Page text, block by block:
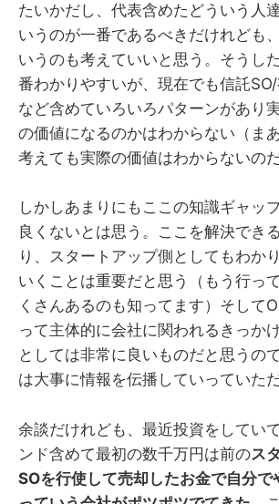
たいかだし、代表含めたどういう人
いうのが一番であるべきだけれども
いうのも考えていいと思う。そうし
番わかりやすいが、現在でも信託
など含めていろいろパターンがあり
の価値になるのかはわからない（ま
考えても実際の価値はわからないのだ
しかしあまりにもここの知識ギャッ
良くないとは思う。ここを解決でき
り、スタートアップ側としてもわか
いくことは重要だと思う（もう行っ
くさんあるのも知ってます）そして
って主体的に会社に関われるきっか
としては非常に良いものだと思うの
は大事に情報を伝播していっていた
余談だけれども、最近投資をしてい
ンド含めて最初の数千万円は前のス
SOを行使して売却したお金で自分で